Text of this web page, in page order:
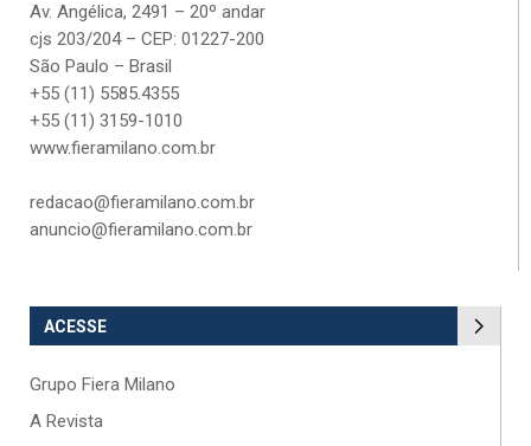
Av. Angélica, 2491 – 20º andar
cjs 203/204 – CEP: 01227-200
São Paulo – Brasil
+55 (11) 5585.4355
+55 (11) 3159-1010
www.fieramilano.com.br
redacao@fieramilano.com.br
anuncio@fieramilano.com.br
ACESSE
Grupo Fiera Milano
A Revista